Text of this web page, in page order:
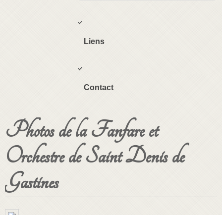
Liens
Contact
Photos de la Fanfare et
Orchestre de Saint Denis de
Gastines